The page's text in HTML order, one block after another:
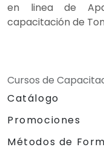
en linea de
capacitación de
Cursos de
Catálogo
Promociones
Métodos de